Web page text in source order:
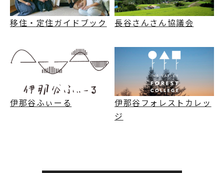
移住・定住ガイドブック 長谷さんさん協議会
伊那谷ふぃーる
伊那谷フォレストカレッ
ジ